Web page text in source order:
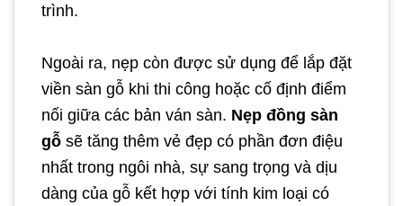
trình.
Ngoài ra, nẹp còn được sử dụng để lắp đặt
viền sàn gỗ khi thi công hoặc cố định điểm
nối giữa các bản ván sàn. Nẹp đồng sàn
gỗ sẽ tăng thêm vẻ đẹp có phần đơn điệu
nhất trong ngôi nhà, sự sang trọng và dịu
dàng của gỗ kết hợp với tính kim loại có